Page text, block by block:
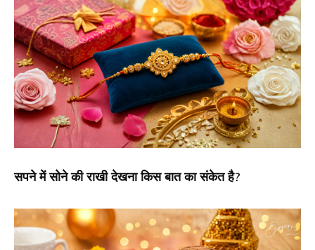
सपने में सोने की राखी देखना किस बात का संकेत है?